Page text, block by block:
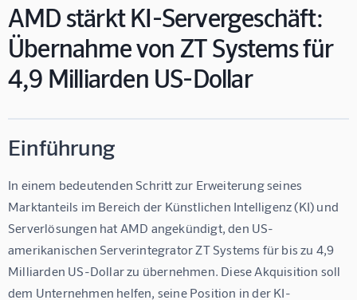
AMD stärkt KI-Servergeschäft:
Übernahme von ZT Systems für
4,9 Milliarden US-Dollar
Einführung
In einem bedeutenden Schritt zur Erweiterung seines
Marktanteils im Bereich der Künstlichen Intelligenz (KI) und
Serverlösungen hat AMD angekündigt, den US-
amerikanischen Serverintegrator ZT Systems für bis zu 4,9
Milliarden US-Dollar zu übernehmen. Diese Akquisition soll
dem Unternehmen helfen, seine Position in der KI-